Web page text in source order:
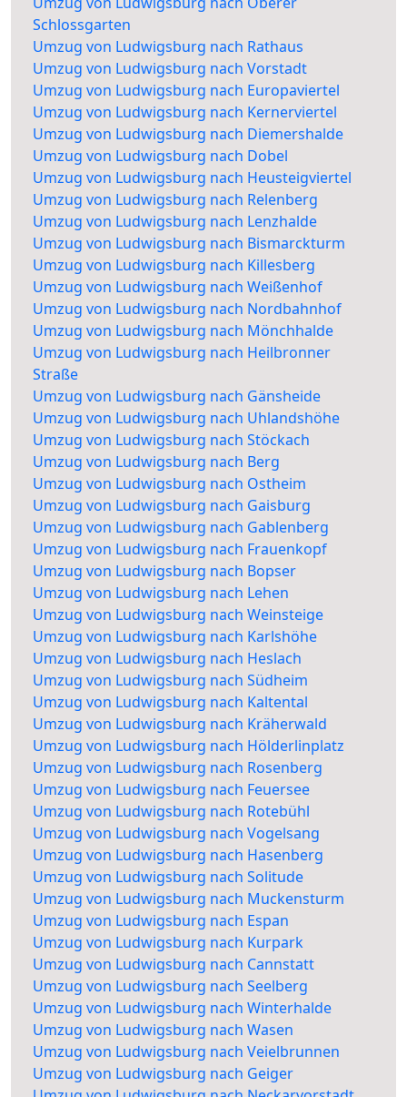
Schlossgarten
Umzug von Ludwigsburg nach Rathaus
Umzug von Ludwigsburg nach Vorstadt
Umzug von Ludwigsburg nach Europaviertel
Umzug von Ludwigsburg nach Kernerviertel
Umzug von Ludwigsburg nach Diemershalde
Umzug von Ludwigsburg nach Dobel
Umzug von Ludwigsburg nach Heusteigviertel
Umzug von Ludwigsburg nach Relenberg
Umzug von Ludwigsburg nach Lenzhalde
Umzug von Ludwigsburg nach Bismarckturm
Umzug von Ludwigsburg nach Killesberg
Umzug von Ludwigsburg nach Weißenhof
Umzug von Ludwigsburg nach Nordbahnhof
Umzug von Ludwigsburg nach Mönchhalde
Umzug von Ludwigsburg nach Heilbronner
Straße
Umzug von Ludwigsburg nach Gänsheide
Umzug von Ludwigsburg nach Uhlandshöhe
Umzug von Ludwigsburg nach Stöckach
Umzug von Ludwigsburg nach Berg
Umzug von Ludwigsburg nach Ostheim
Umzug von Ludwigsburg nach Gaisburg
Umzug von Ludwigsburg nach Gablenberg
Umzug von Ludwigsburg nach Frauenkopf
Umzug von Ludwigsburg nach Bopser
Umzug von Ludwigsburg nach Lehen
Umzug von Ludwigsburg nach Weinsteige
Umzug von Ludwigsburg nach Karlshöhe
Umzug von Ludwigsburg nach Heslach
Umzug von Ludwigsburg nach Südheim
Umzug von Ludwigsburg nach Kaltental
Umzug von Ludwigsburg nach Kräherwald
Umzug von Ludwigsburg nach Hölderlinplatz
Umzug von Ludwigsburg nach Rosenberg
Umzug von Ludwigsburg nach Feuersee
Umzug von Ludwigsburg nach Rotebühl
Umzug von Ludwigsburg nach Vogelsang
Umzug von Ludwigsburg nach Hasenberg
Umzug von Ludwigsburg nach Solitude
Umzug von Ludwigsburg nach Muckensturm
Umzug von Ludwigsburg nach Espan
Umzug von Ludwigsburg nach Kurpark
Umzug von Ludwigsburg nach Cannstatt
Umzug von Ludwigsburg nach Seelberg
Umzug von Ludwigsburg nach Winterhalde
Umzug von Ludwigsburg nach Wasen
Umzug von Ludwigsburg nach Veielbrunnen
Umzug von Ludwigsburg nach Geiger